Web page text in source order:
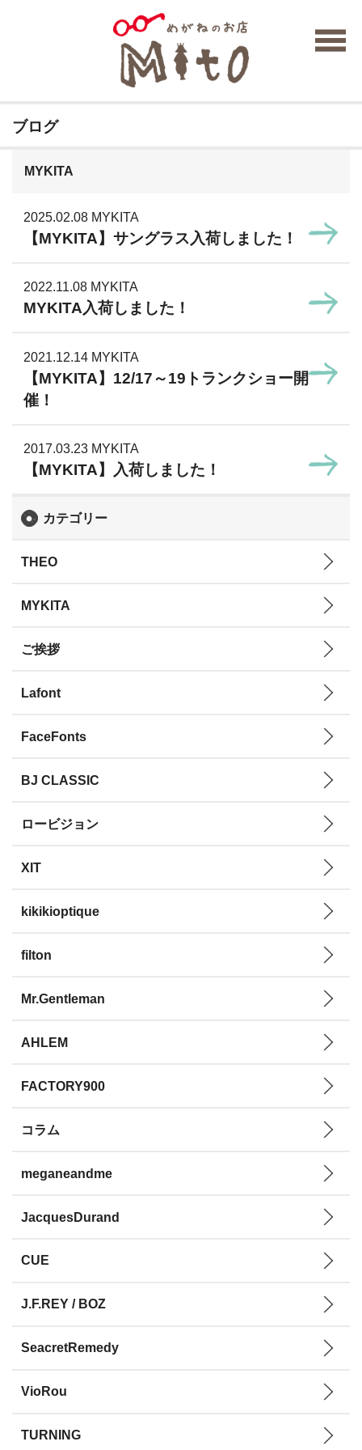
ブログ
MYKITA
2025.02.08 MYKITA
【MYKITA】サングラス入荷しました！
2022.11.08 MYKITA
MYKITA入荷しました！
2021.12.14 MYKITA
【MYKITA】12/17～19トランクショー開
催！
2017.03.23 MYKITA
【MYKITA】入荷しました！
カテゴリー
THEO
MYKITA
ご挨拶
Lafont
FaceFonts
BJ CLASSIC
ロービジョン
XIT
kikikioptique
filton
Mr.Gentleman
AHLEM
FACTORY900
コラム
meganeandme
JacquesDurand
CUE
J.F.REY / BOZ
SeacretRemedy
VioRou
TURNING